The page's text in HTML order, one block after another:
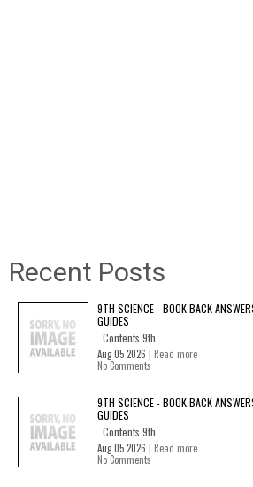
Recent Posts
9TH SCIENCE - BOOK BACK
GUIDES
Contents 9th...
Aug 05 2026 | Read more
No Comments
9TH SCIENCE - BOOK BACK
GUIDES
Contents 9th...
Aug 05 2026 | Read more
No Comments